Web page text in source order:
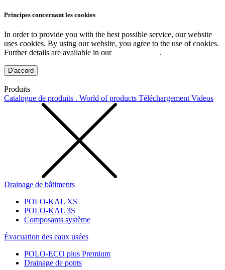
Principes concernant les cookies
In order to provide you with the best possible service, our website
uses cookies. By using our website, you agree to the use of cookies.
Further details are available in our
.
D’accord
Produits
Catalogue de produits . World of products Téléchargement Videos
Drainage de bâtiments
POLO-KAL XS
POLO-KAL 3S
Composants système
Évacuation des eaux usées
POLO-ECO plus Premium
Drainage de ponts